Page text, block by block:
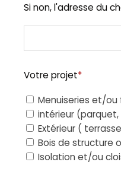
Si non, l'adresse du
Votre projet*
Menuiseries et/
intérieur (parquet,
Extérieur (
Bois de structure
Isolation et/ou